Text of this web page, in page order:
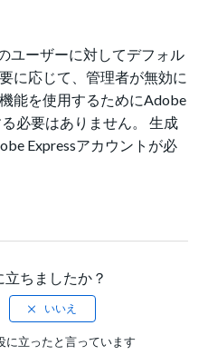
ユーザーに対してデフォル
に応じて、管理者が無効に
能を使用するためにAdobe
必要はありません。 生成
Expressアカウントが必
ちましたか？
に立ったと言っています